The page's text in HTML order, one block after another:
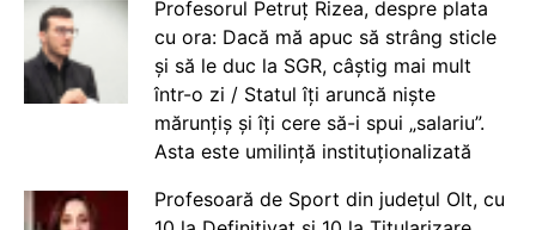
Profesorul Petruț Rizea, despre plata
cu ora: Dacă mă apuc să strâng sticle
și să le duc la SGR, câștig mai mult
într-o zi / Statul îți aruncă niște
mărunțiș și îți cere să-i spui „salariu”.
Asta este umilință instituționalizată
Profesoară de Sport din județul Olt, cu